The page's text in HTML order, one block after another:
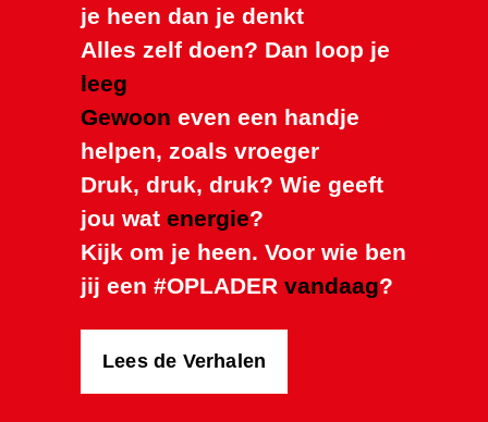
je heen dan je denkt
Alles zelf doen? Dan loop je
leeg
Gewoon even een handje
helpen, zoals vroeger
Druk, druk, druk? Wie geeft
jou wat energie?
Kijk om je heen. Voor wie ben
jij een #OPLADER vandaag?
Lees de Verhalen